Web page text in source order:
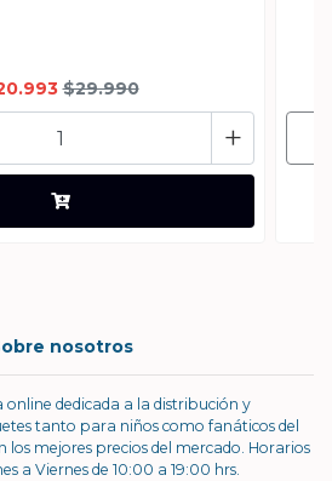
$29.990
+
nosotros
online dedicada a la distribución y
tanto para niños como fanáticos del
los mejores precios del mercado. Horarios
a Viernes de 10:00 a 19:00 hrs.